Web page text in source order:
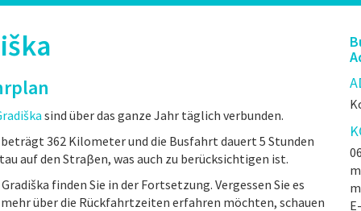
sind über das ganze Jahr täglich verbunden.
362 Kilometer und die Busfahrt dauert 5 Stunden
auf den Straβen, was auch zu berücksichtigen ist.
finden Sie in der Fortsetzung. Vergessen Sie es
über die Rückfahrtzeiten erfahren möchten, schauen